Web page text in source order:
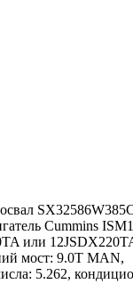
Cummins
или
мост: 9.0T MAN,
5.262,